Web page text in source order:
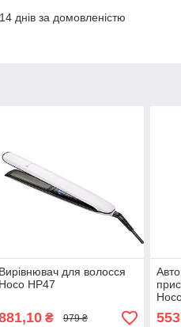
днів за домовленістю
Вирівнювач для волосся
Hoco HP47
₴ 979 ₴